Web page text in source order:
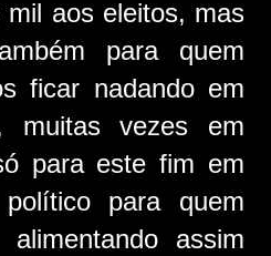
mil aos eleitos, mas
para quem
ficar nadando em
muitas vezes em
para este fim em
para quem
assim